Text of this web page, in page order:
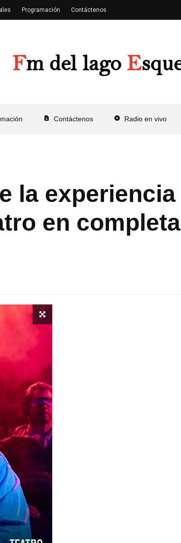
contact_page Contáctenos play_circle Radio en vivo
Programación Contáctenos
la experiencia
en completa